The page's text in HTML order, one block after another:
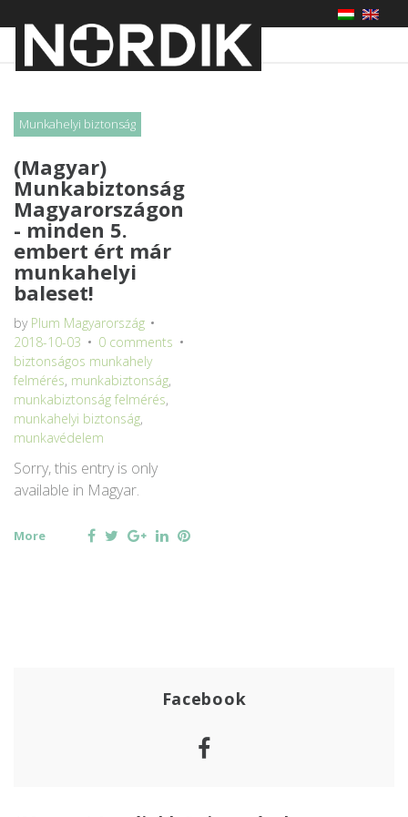
to
content
Day:
October
3,
Munkahelyi biztonság
(Magyar)
Munkabiztonság
Magyarországon
- minden 5.
embert ért már
munkahelyi
baleset!
by Plum Magyarország
2018-10-03
0 comments
biztonságos munkahely
felmérés, munkabiztonság,
munkabiztonság felmérés,
munkahelyi biztonság,
munkavédelem
Sorry, this entry is only
available in Magyar.
Facebook
TwitterGoogle+LinkedInPinterest
More
Facebook